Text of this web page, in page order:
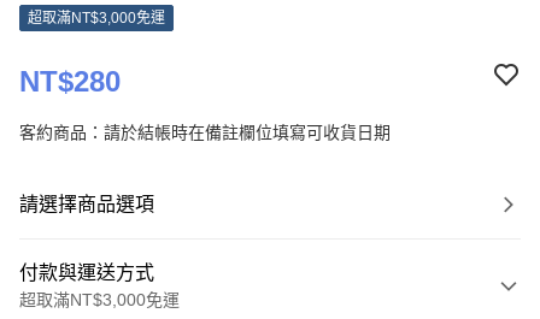
超取滿NT$3,000免運
NT$280
客約商品：請於結帳時在備註欄位填寫可收貨日期
請選擇商品選項
付款與運送方式
超取滿NT$3,000免運